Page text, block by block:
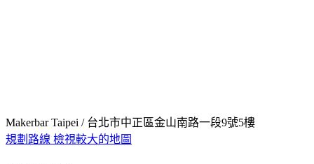
Makerbar Taipei / 台北市中正區金山南路一段9號5樓
規劃路線 檢視較大的地圖